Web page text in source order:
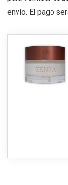
envío. El pago